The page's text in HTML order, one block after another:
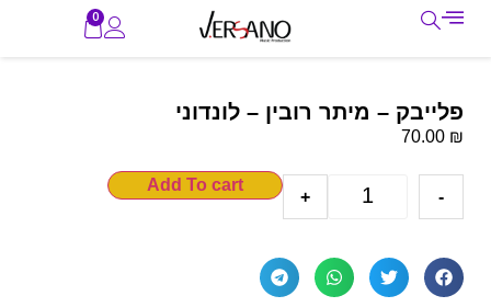
0
פלייבק – מיתר רובין – לונדוני
70.00 ₪
-
+
Add To cart